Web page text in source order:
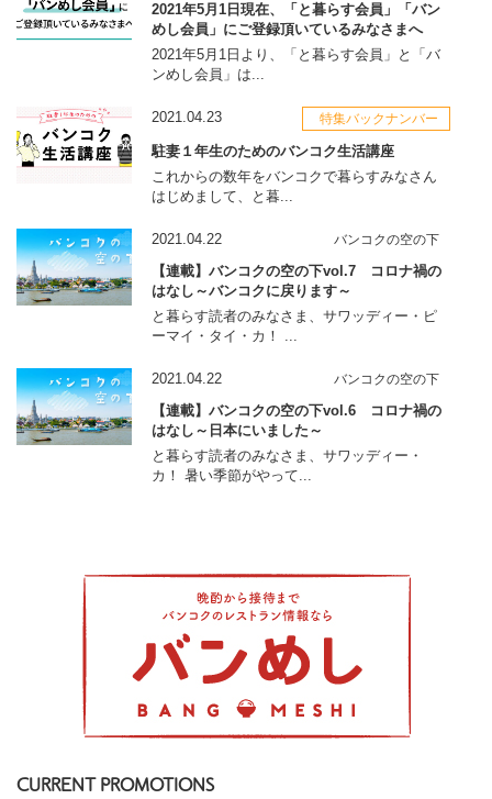
2021年5月1日現在、「と暮らす会員」「バン
めし会員」にご登録頂いているみなさまへ
2021年5月1日より、「と暮らす会員」と「バ
ンめし会員」は...
2021.04.23 特集バックナンバー
駐妻１年生のためのバンコク生活講座
これからの数年をバンコクで暮らすみなさん
はじめまして、と暮...
2021.04.22 バンコクの空の下
【連載】バンコクの空の下vol.7 コロナ禍の
はなし～バンコクに戻ります～
と暮らす読者のみなさま、サワッディー・ピ
ーマイ・タイ・カ！ ...
2021.04.22 バンコクの空の下
【連載】バンコクの空の下vol.6 コロナ禍の
はなし～日本にいました～
と暮らす読者のみなさま、サワッディー・
カ！ 暑い季節がやって...
CURRENT PROMOTIONS